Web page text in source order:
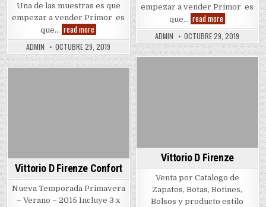
Una de las muestras es que
empezar a vender Primor es
que… read more
D
Firenze
Caballero
ADMIN OCTUBRE 29, 2019
empezar a vender Primor es
que… read more
D
Firenze
Catalogo
ADMIN OCTUBRE 29, 2019
Vittorio D Firenze
Venta por Catalogo de
Zapatos, Botas, Botines,
Bolsos y producto estilo
Vittorio D Firenze Confort
Nueva Temporada Primavera
– Verano – 2015 Incluye 3 x